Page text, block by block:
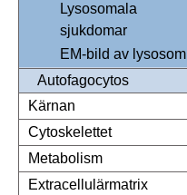
Lysosomala
sjukdomar
EM-bild av lysosom
Autofagocytos
Kärnan
Cytoskelettet
Metabolism
Extracellulärmatrix